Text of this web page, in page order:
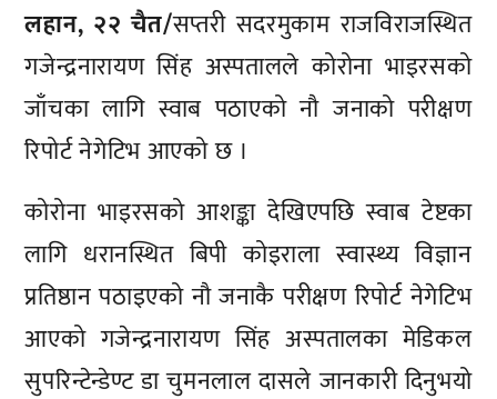
लहान, २२ चैत/सप्तरी सदरमुकाम राजविराजस्थित
गजेन्द्रनारायण सिंह अस्पतालले कोरोना भाइरसको
जाँचका लागि स्वाब पठाएको नौ जनाको परीक्षण
रिपोर्ट नेगेटिभ आएको छ ।
कोरोना भाइरसको आशङ्का देखिएपछि स्वाब टेष्टका
लागि धरानस्थित बिपी कोइराला स्वास्थ्य विज्ञान
प्रतिष्ठान पठाइएको नौ जनाकै परीक्षण रिपोर्ट नेगेटिभ
आएको गजेन्द्रनारायण सिंह अस्पतालका मेडिकल
सुपरिन्टेन्डेण्ट डा चुमनलाल दासले जानकारी दिनुभयो